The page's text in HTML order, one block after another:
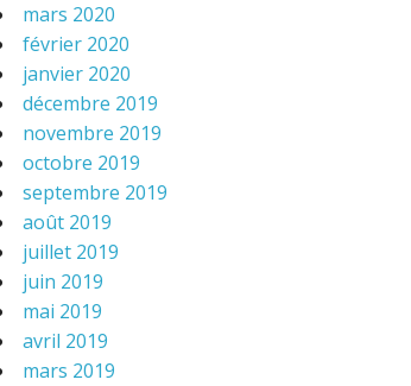
mars 2020
février 2020
janvier 2020
décembre 2019
novembre 2019
octobre 2019
septembre 2019
août 2019
juillet 2019
juin 2019
mai 2019
avril 2019
mars 2019